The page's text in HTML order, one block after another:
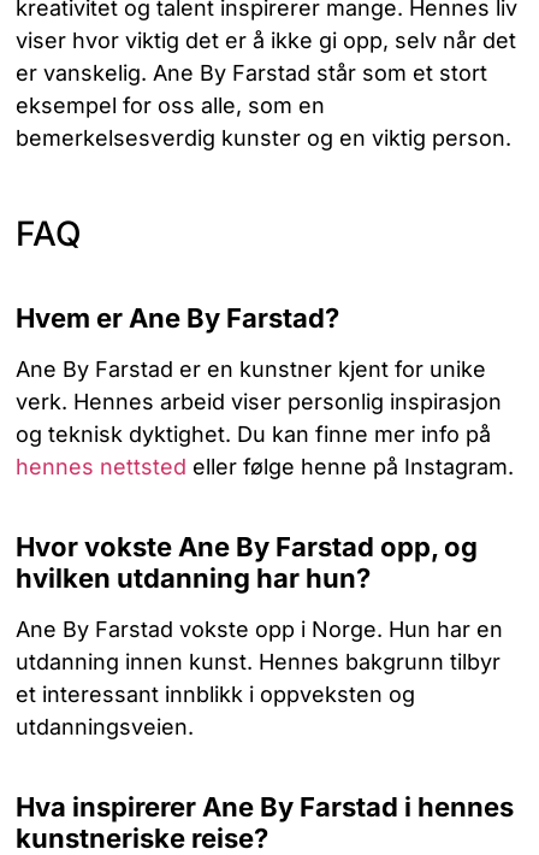
kreativitet og talent inspirerer mange. Hennes liv
viser hvor viktig det er å ikke gi opp, selv når det
er vanskelig. Ane By Farstad står som et stort
eksempel for oss alle, som en
bemerkelsesverdig kunster og en viktig person.
FAQ
Hvem er Ane By Farstad?
Ane By Farstad er en kunstner kjent for unike
verk. Hennes arbeid viser personlig inspirasjon
og teknisk dyktighet. Du kan finne mer info på
hennes nettsted eller følge henne på Instagram.
Hvor vokste Ane By Farstad opp, og
hvilken utdanning har hun?
Ane By Farstad vokste opp i Norge. Hun har en
utdanning innen kunst. Hennes bakgrunn tilbyr
et interessant innblikk i oppveksten og
utdanningsveien.
Hva inspirerer Ane By Farstad i hennes
kunstneriske reise?